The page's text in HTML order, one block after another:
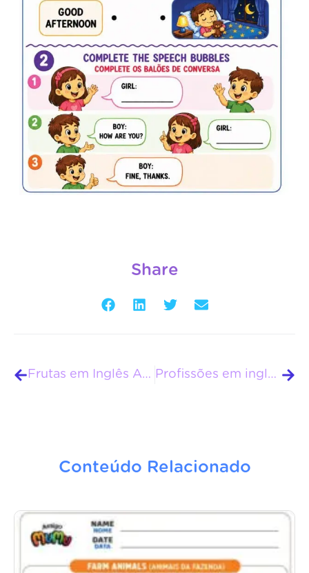
Share
Frutas em Inglês Atividades Amigo Mumu Profissões em inglês Atividades Amigo Mumu
Conteúdo Relacionado